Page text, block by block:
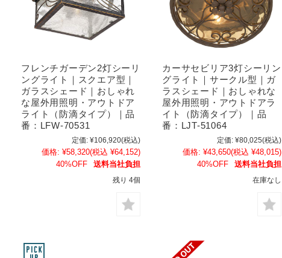
フレンチガーデン2灯シーリ
ングライト｜スクエア型｜
ガラスシェード｜おしゃれ
な屋外用照明・アウトドア
ライト（防滴タイプ）｜品
番：LFW-70531
定価: ¥106,920(税込)
価格: ¥58,320(税込 ¥64,152)
40%OFF
送料当社負担
残り 4個
カーサセビリア3灯シーリン
グライト｜サークル型｜ガ
ラスシェード｜おしゃれな
屋外用照明・アウトドアラ
イト（防滴タイプ）｜品
番：LJT-51064
定価: ¥80,025(税込)
価格: ¥43,650(税込 ¥48,015)
40%OFF
送料当社負担
在庫なし